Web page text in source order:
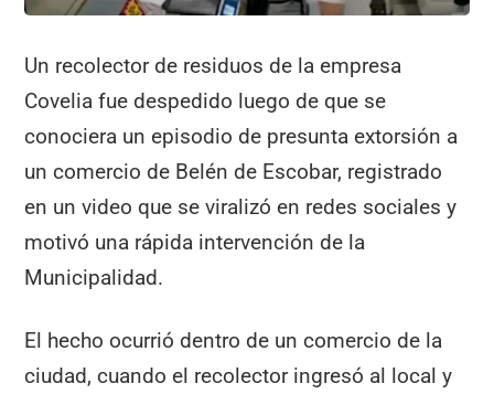
Un recolector de residuos de la empresa
Covelia fue despedido luego de que se
conociera un episodio de presunta extorsión a
un comercio de Belén de Escobar, registrado
en un video que se viralizó en redes sociales y
motivó una rápida intervención de la
Municipalidad.
El hecho ocurrió dentro de un comercio de la
ciudad, cuando el recolector ingresó al local y